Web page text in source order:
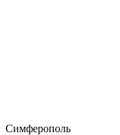
Симферополь